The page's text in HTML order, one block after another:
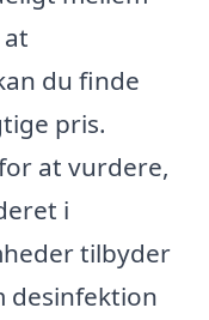
du finde
pris.
at vurdere,
i
tilbyder
desinfektion